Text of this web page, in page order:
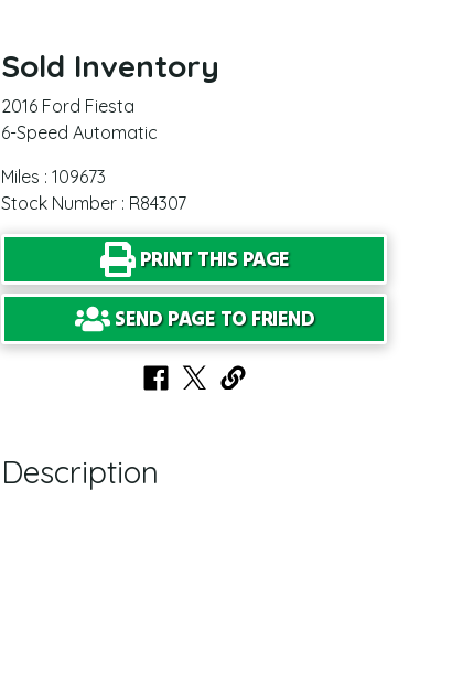
Sold Inventory
2016 Ford Fiesta
6-Speed Automatic
Miles : 109673
Stock Number : R84307
PRINT THIS PAGE
SEND PAGE TO FRIEND
Description